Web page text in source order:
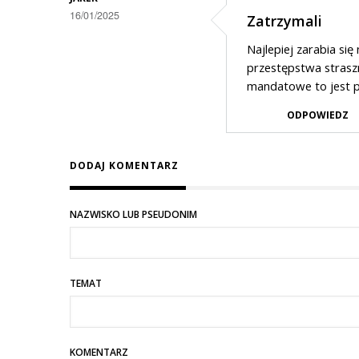
rowerem
16/01/2025 Zatrzymali
Najlepiej zarabia
przestępstwa
mandatowe to jest
ODPOWIEDZ
DODAJ KOMENTARZ
NAZWISKO LUB PSEUDONIM
TEMAT
KOMENTARZ